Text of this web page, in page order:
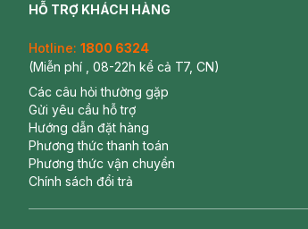
220 Hit Me Up
HỖ TRỢ KHÁCH HÀNG
Hotline: 1800 6324
(Miễn phí , 08-22h kể cả T7, CN)
Các câu hỏi thường gặp
Gửi yêu cầu hỗ trợ
Hướng dẫn đặt hàng
Phương thức thanh toán
Phương thức vận chuyển
Chính sách đổi trả